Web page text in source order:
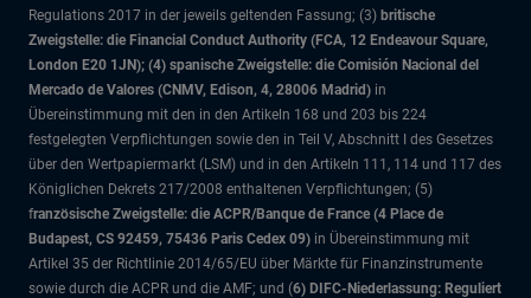
Regulations 2017 in der jeweils geltenden Fassung; (3) britische
Zweigstelle: die Financial Conduct Authority (FCA, 12 Endeavour Square,
London E20 1JN); (4) spanische Zweigstelle: die Comisión Nacional del
Mercado de Valores (CNMV, Edison, 4, 28006 Madrid) in
Übereinstimmung mit den in den Artikeln 168 und 203 bis 224
festgelegten Verpflichtungen sowie den in Teil V, Abschnitt I des Gesetzes
über den Wertpapiermarkt (LSM) und in den Artikeln 111, 114 und 117 des
Königlichen Dekrets 217/2008 enthaltenen Verpflichtungen; (5)
französische Zweigstelle: die ACPR/Banque de France (4 Place de
Budapest, CS 92459, 75436 Paris Cedex 09) in Übereinstimmung mit
Artikel 35 der Richtlinie 2014/65/EU über Märkte für Finanzinstrumente
sowie durch die ACPR und die AMF; und (6) DIFC-Niederlassung: Reguliert